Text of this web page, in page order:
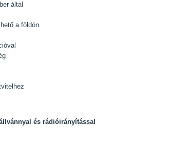
által
a földön
és rádióirányítással